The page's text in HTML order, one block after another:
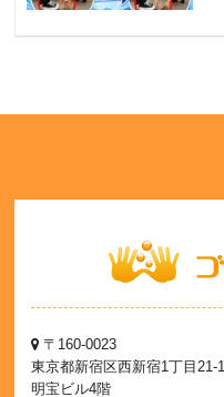
〒160-0023
東京都新宿区西新宿1丁目21-1
明宝ビル4階